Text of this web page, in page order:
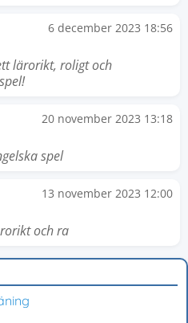
6 december 2023 18:56
lärorikt, roligt och
20 november 2023 13:18
spel
13 november 2023 12:00
och ra